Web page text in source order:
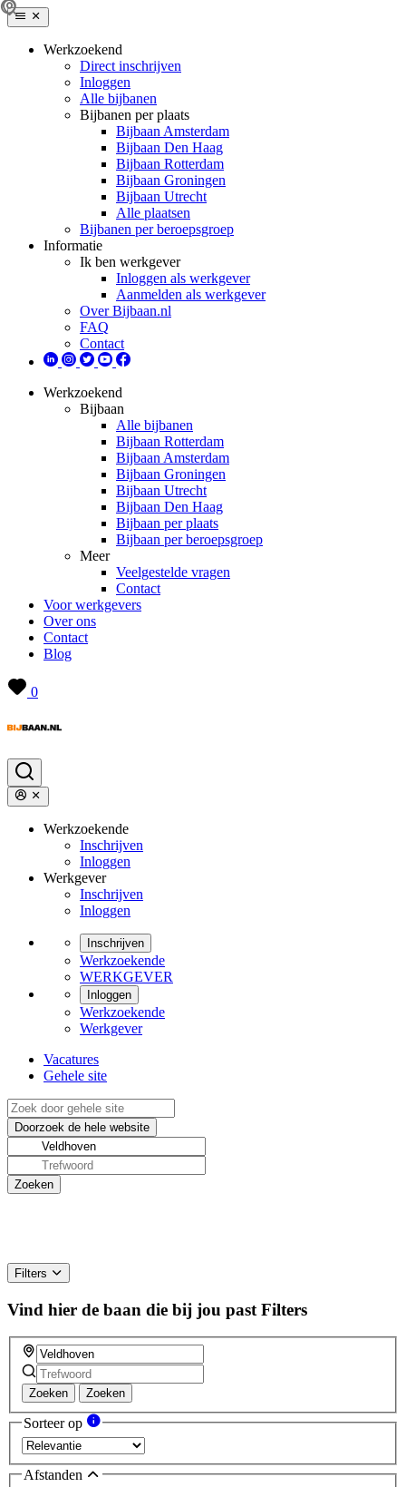
Werkzoekend
Direct inschrijven
Inloggen
Alle bijbanen
Bijbanen per plaats
Bijbaan Amsterdam
Bijbaan Den Haag
Bijbaan Rotterdam
Bijbaan Groningen
Bijbaan Utrecht
Alle plaatsen
Bijbanen per beroepsgroep
Informatie
Ik ben werkgever
Inloggen als werkgever
Aanmelden als werkgever
Over Bijbaan.nl
FAQ
Contact
Werkzoekend
Bijbaan
Alle bijbanen
Bijbaan Rotterdam
Bijbaan Amsterdam
Bijbaan Groningen
Bijbaan Utrecht
Bijbaan Den Haag
Bijbaan per plaats
Bijbaan per beroepsgroep
Meer
Veelgestelde vragen
Contact
Voor werkgevers
Over ons
Contact
Blog
0
Werkzoekende
Inschrijven
Inloggen
Werkgever
Inschrijven
Inloggen
Inschrijven
Werkzoekende
WERKGEVER
Inloggen
Werkzoekende
Werkgever
Vacatures
Gehele site
Filters
Vind hier de baan die bij jou past Filters
Zoeken Zoeken
Sorteer op
Afstanden